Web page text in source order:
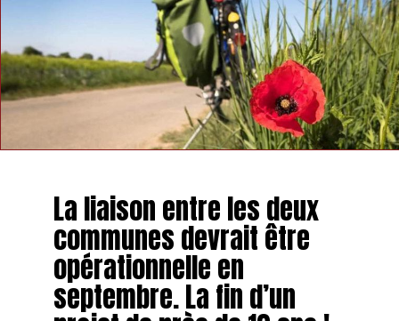
La liaison entre les deux
communes devrait être
opérationnelle en
septembre. La fin d’un